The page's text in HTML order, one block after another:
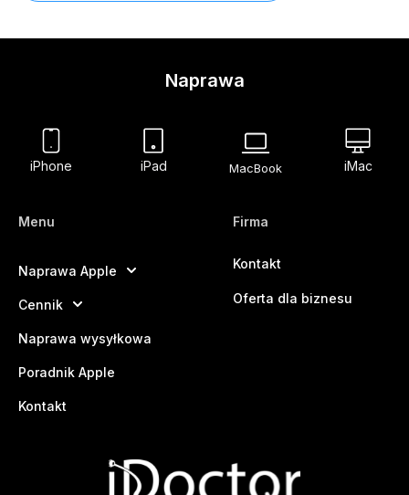
Naprawa
iPhone iPad MacBook iMac
Menu
Naprawa Apple
Cennik
Naprawa wysyłkowa
Poradnik Apple
Kontakt
Firma
Kontakt
Oferta dla biznesu